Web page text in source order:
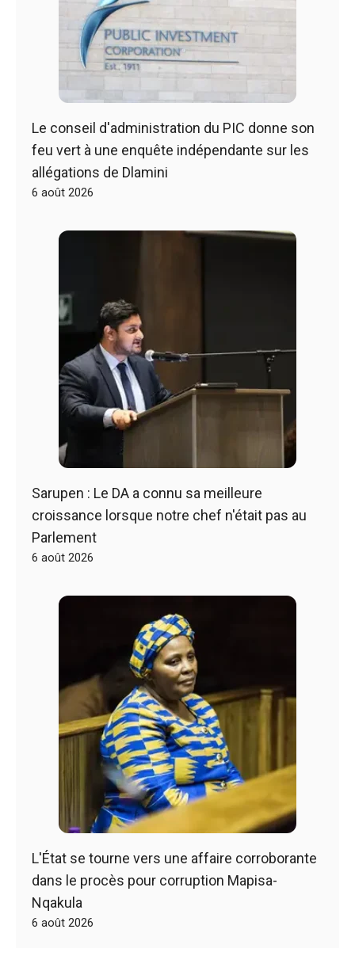
Le conseil d'administration du PIC donne son
feu vert à une enquête indépendante sur les
allégations de Dlamini
6 août 2026
Sarupen : Le DA a connu sa meilleure
croissance lorsque notre chef n'était pas au
Parlement
6 août 2026
L'État se tourne vers une affaire corroborante
dans le procès pour corruption Mapisa-
Nqakula
6 août 2026